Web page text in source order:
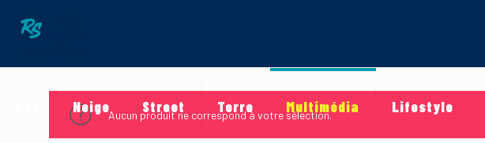
Neige Street Terre Multimédia Lifestyle
Aucun produit ne correspond à votre sélection.